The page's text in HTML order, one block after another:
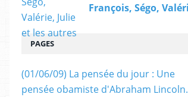
PAGES
(01/06/09) La pensée du jour : Une
pensée obamiste d'Abraham Lincoln.